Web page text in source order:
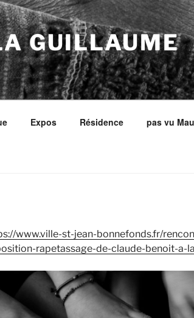
GUILLAUME
Expos Résidence pas vu
www.ville-st-jean-bonnefonds.fr/
rapetassage-de-claude-benoit-a-